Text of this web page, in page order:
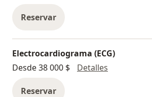
Reservar
Electrocardiograma (ECG)
Desde 38 000 $
Detalles
Reservar